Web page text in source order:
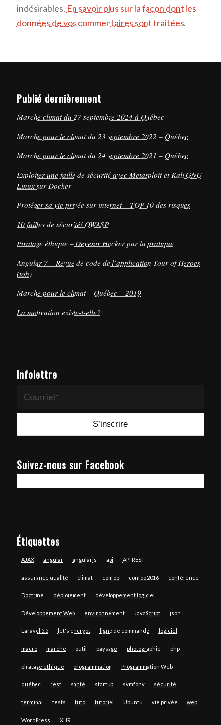
indésirables. En savoir plus sur la façon dont les
données de vos commentaires sont traitées.
Publié dernièrement
Marche climat du 27 septembre 2024 à Québec
Marche pour le climat du 23 septembre 2022 – Québec
Marche pour le climat du 24 septembre 2021 – Québec
Exploiter une faille de sécurité avec Metasploit et Kali GNU
Linux sur Docker
Protéger sa vie privée sur internet – TOP 10 des risques
10 failles de sécurité! OWASP
Piratage éthique – Devenir Hacker par la pratique
Angular 7 – Revue de code de l’application Tour of Heroes
(toh)
Marche pour le climat – Québec – 2019
La motivation existe-t-elle?
Infolettre
Suivez-nous sur Facebook
Étiquettes
AJAX angular angularjs api API REST
assurance qualité climat confoo confoo 2016 conférence
Doctrine déploiement développement logiciel
Développement Web environnement JavaScript json
Laravel 5.5 let's encrypt ligne de commande logiciel
macro marche outil paysage photographie php
piratage éthique programmation Programmation Web
québec rest santé startup symfony sécurité
terminal tests tuto tutoriel Ubuntu vie privée web
WordPress XHR